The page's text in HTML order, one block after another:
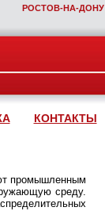
РОСТОВ‑НА‑ДОНУ
КОНТАКТЫ
промышленным
среду.